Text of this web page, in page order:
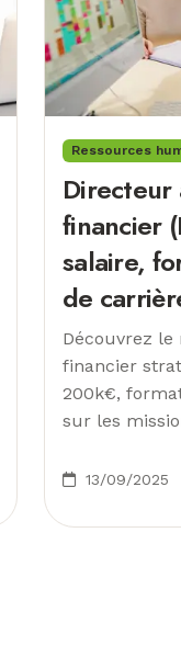
Ressources
financier
salaire,
de
Découvrez le
financier
200k€,
sur les
13/09/2025